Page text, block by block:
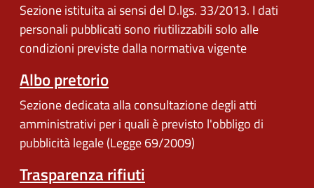
Sezione istituita ai sensi del D.lgs. 33/2013. I dati
personali pubblicati sono riutilizzabili solo alle
condizioni previste dalla normativa vigente
Albo pretorio
Sezione dedicata alla consultazione degli atti
amministrativi per i quali è previsto l'obbligo di
pubblicità legale (Legge 69/2009)
Trasparenza rifiuti